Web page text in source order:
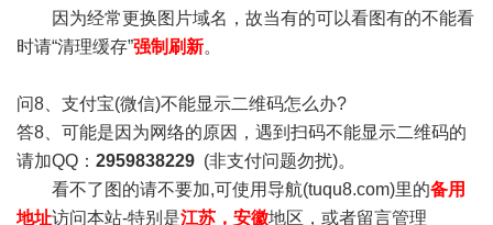
因为经常更换图片域名，故当有的可以看图有的不能看
时请“清理缓存”强制刷新。
问8、支付宝(微信)不能显示二维码怎么办?
答8、可能是因为网络的原因，遇到扫码不能显示二维码的
请加QQ： 2959838229 (非支付问题勿扰)。
看不了图的请不要加,可使用导航(tuqu8.com)里的备用
地址访问本站-特别是江苏，安徽地区，或者留言管理